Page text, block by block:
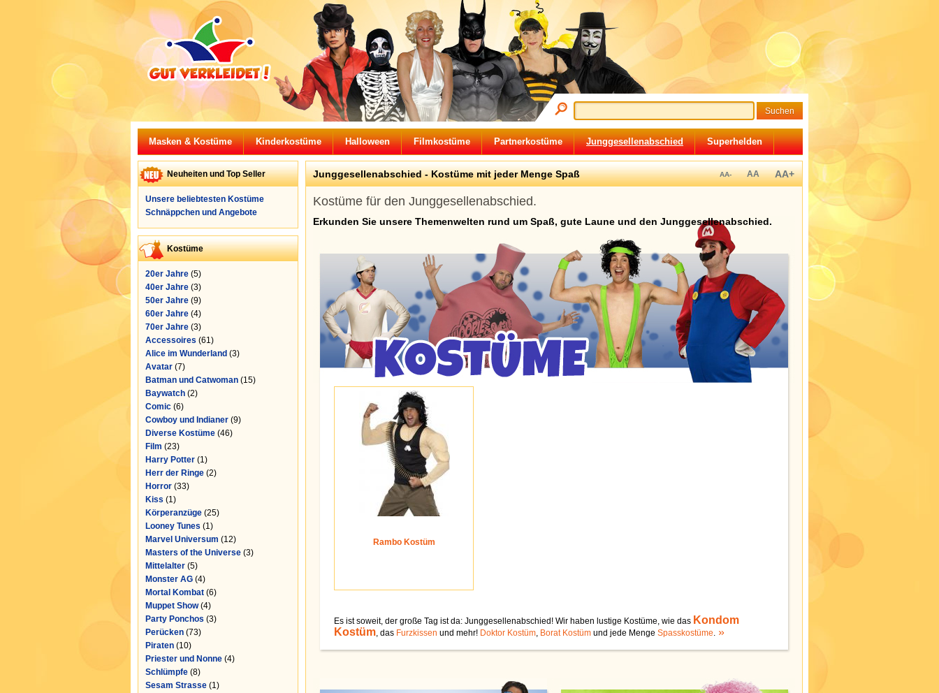
Masken & Kostüme Kinderkostüme Halloween Filmkostüme Partnerkostüme Junggesellenabschied Superhelden
Neuheiten und Top Seller
Unsere beliebtesten Kostüme
Schnäppchen und Angebote
Kostüme
20er Jahre (5)
40er Jahre (3)
50er Jahre (9)
60er Jahre (4)
70er Jahre (3)
Accessoires (61)
Alice im Wunderland (3)
Avatar (7)
Batman und Catwoman (15)
Baywatch (2)
Comic (6)
Cowboy und Indianer (9)
Diverse Kostüme (46)
Film (23)
Harry Potter (1)
Herr der Ringe (2)
Horror (33)
Kiss (1)
Körperanzüge (25)
Looney Tunes (1)
Marvel Universum (12)
Masters of the Universe (3)
Mittelalter (5)
Monster AG (4)
Mortal Kombat (6)
Muppet Show(4)
Party Ponchos (3)
Perücken (73)
Piraten (10)
Priester und Nonne (4)
Schlümpfe (8)
Sesam Strasse (1)
Junggesellenabschied - Kostüme mit jeder Menge Spaß AA- AA AA+
Kostüme für den Junggesellenabschied.
Erkunden Sie unsere Themenwelten rund um Spaß, gute Laune und den Junggesellenabschied.
Rambo Kostüm
Es ist soweit, der große Tag ist da: Junggesellenabschied! Wir haben lustige Kostüme, wie das Kondom
Kostüm, das Furzkissen und mehr! Doktor Kostüm, Borat Kostüm und jede Menge Spasskostüme.